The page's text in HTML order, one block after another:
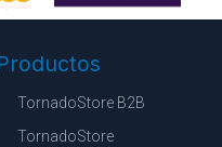
TornadoStore B2B
TornadoStore